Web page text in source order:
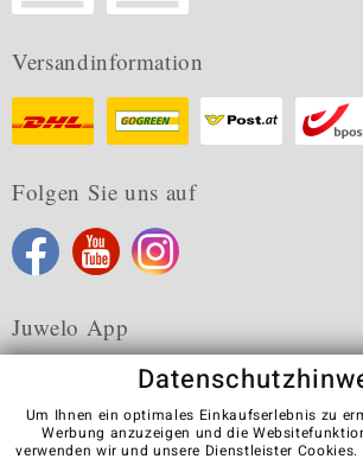
Versandinformation
Folgen Sie uns auf
Juwelo App
Um Ihnen ein optimales Einkaufserlebnis zu
Werbung anzuzeigen und die
verwenden wir und unsere Dienstleister